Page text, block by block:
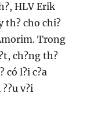
HLV Erik
th? cho chi?
Trong
ch?ng th?
có l?i c?a
v?i